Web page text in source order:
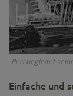
Peri begleitet
Einfache und